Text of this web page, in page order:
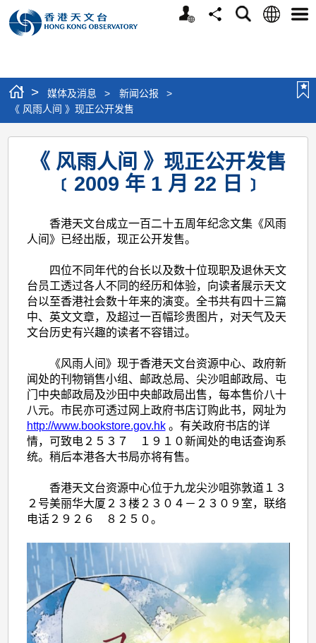
个
分
搜
语
选
> 媒体及消息 > 新闻公报
>
《 风雨人间 》现正公开发售
《
正
公
开
售
《 风雨人间 》现正公开发售
﹝2009 年 1 月 22 日﹞
香港天文台成立一百二十五周年纪念文集《风雨
人间》已经出版，现正公开发售。
四位不同年代的台长以及数十位现职及退休天文
台员工透过各人不同的经历和体验，向读者展示天文
台以至香港社会数十年来的演变。全书共有四十三篇
中、英文文章，及超过一百幅珍贵图片，对天气及天
文台历史有兴趣的读者不容错过。
《风雨人间》现于香港天文台资源中心、政府新
闻处的刊物销售小组、邮政总局、尖沙咀邮政局、屯
门中央邮政局及沙田中央邮政局出售，每本售价八十
八元。市民亦可透过网上政府书店订购此书，网址为
http://www.bookstore.gov.hk。有关政府书店的详
情，可致电２５３７ １９１０新闻处的电话查询系
统。稍后本港各大书局亦将有售。
香港天文台资源中心位于九龙尖沙咀弥敦道１３
２号美丽华大厦２３楼２３０４－２３０９室，联络
电话２９２６ ８２５０。